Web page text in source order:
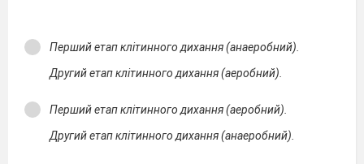
Перший етап клітинного дихання (анаеробний).
Другий етап клітинного дихання (аеробний).
Перший етап клітинного дихання (аеробний).
Другий етап клітинного дихання (анаеробний).